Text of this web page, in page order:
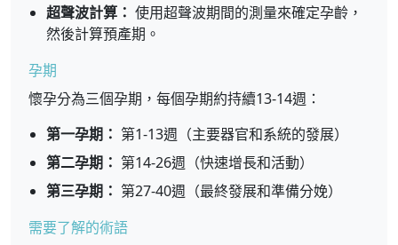
超聲波計算： 使用超聲波期間的測量來確定孕齡，
然後計算預產期。
孕期
懷孕分為三個孕期，每個孕期約持續13-14週：
第一孕期： 第1-13週（主要器官和系統的發展）
第二孕期： 第14-26週（快速增長和活動）
第三孕期： 第27-40週（最終發展和準備分娩）
需要了解的術語